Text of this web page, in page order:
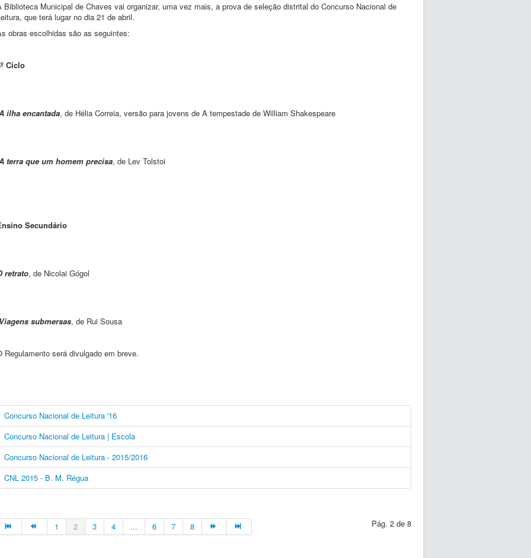
Biblioteca Municipal de Chaves vai organizar, uma vez mais, a prova de seleção distrital do Concurso Nacional de
que terá lugar no dia 21 de abril.
obras escolhidas são as seguintes:
Ciclo
ilha encantada, de Hélia Correia, versão para jovens de A tempestade de William Shakespeare
terra que um homem precisa, de Lev Tolstoi
Secundário
retrato, de Nicolai Gógol
submersas, de Rui Sousa
Regulamento será divulgado em breve.
Concurso Nacional de Leitura '16
Concurso Nacional de Leitura | Escola
Concurso Nacional de Leitura - 2015/2016
CNL 2015 - B. M. Régua
Pág. 2 de 8
1 2 3 4 ... 6 7 8